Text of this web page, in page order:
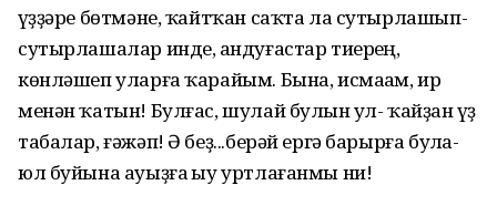
һүҙҙәре бөтмәне, ҡайтҡан саҡта ла сутырлашып-
сутырлашалар инде, һандуғастар тиерһең,
көнләшеп уларға ҡарайым. Бына, исмаһам, ир
менән ҡатын! Булғас, шулай булһын ул- ҡайҙан һүҙ
табалар, ғәжәп! Ә беҙ...берәй ергә барырға булһа-
юл буйына ауыҙға һыу уртлағанмы ни!